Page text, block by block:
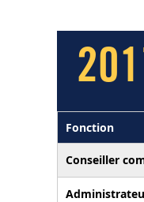
Fonction
Conseiller